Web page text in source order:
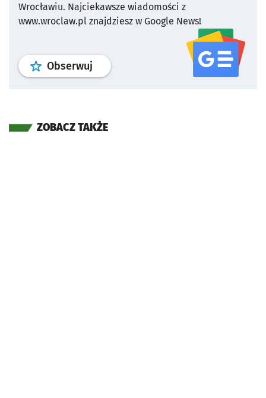
Wrocławiu. Najciekawsze wiadomości z
www.wroclaw.pl znajdziesz w Google News!
Obserwuj profil serwisu
ZOBACZ TAKŻE